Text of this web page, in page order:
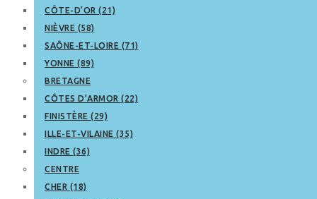
CÔTE-D’OR (21)
NIÈVRE (58)
SAÔNE-ET-LOIRE (71)
YONNE (89)
BRETAGNE
CÔTES D’ARMOR (22)
FINISTÈRE (29)
ILLE-ET-VILAINE (35)
INDRE (36)
CENTRE
CHER (18)